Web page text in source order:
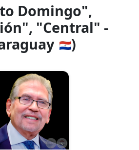
Domingo",
"Central" -
)